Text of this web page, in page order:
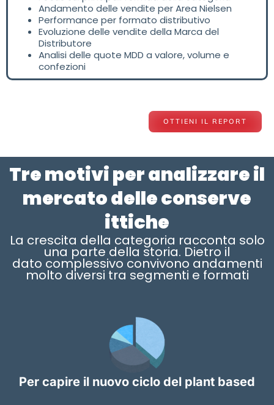
Andamento delle vendite per Area Nielsen
Performance per formato distributivo
Evoluzione delle vendite della Marca del
Distributore
Analisi delle quote MDD a valore, volume e
confezioni
OTTIENI IL REPORT
Tre motivi per analizzare il
mercato delle conserve
ittiche
La crescita della categoria racconta solo
una parte della storia. Dietro il
dato complessivo convivono andamenti
molto diversi tra segmenti e formati
Per capire il nuovo ciclo del plant based